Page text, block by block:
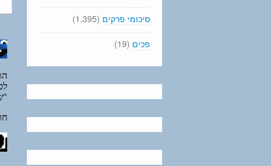
סיכומי פרקים (1,395)
פכים (19)